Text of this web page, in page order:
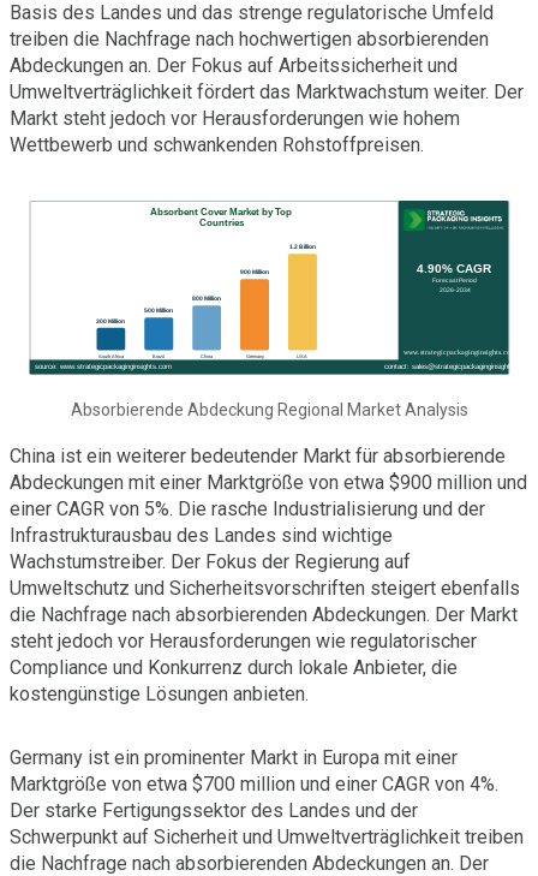
Basis des Landes und das strenge regulatorische Umfeld
treiben die Nachfrage nach hochwertigen absorbierenden
Abdeckungen an. Der Fokus auf Arbeitssicherheit und
Umweltverträglichkeit fördert das Marktwachstum weiter. Der
Markt steht jedoch vor Herausforderungen wie hohem
Wettbewerb und schwankenden Rohstoffpreisen.
Absorbierende Abdeckung Regional Market Analysis
China ist ein weiterer bedeutender Markt für absorbierende
Abdeckungen mit einer Marktgröße von etwa $900 million und
einer CAGR von 5%. Die rasche Industrialisierung und der
Infrastrukturausbau des Landes sind wichtige
Wachstumstreiber. Der Fokus der Regierung auf
Umweltschutz und Sicherheitsvorschriften steigert ebenfalls
die Nachfrage nach absorbierenden Abdeckungen. Der Markt
steht jedoch vor Herausforderungen wie regulatorischer
Compliance und Konkurrenz durch lokale Anbieter, die
kostengünstige Lösungen anbieten.
Germany ist ein prominenter Markt in Europa mit einer
Marktgröße von etwa $700 million und einer CAGR von 4%.
Der starke Fertigungssektor des Landes und der
Schwerpunkt auf Sicherheit und Umweltverträglichkeit treiben
die Nachfrage nach absorbierenden Abdeckungen an. Der